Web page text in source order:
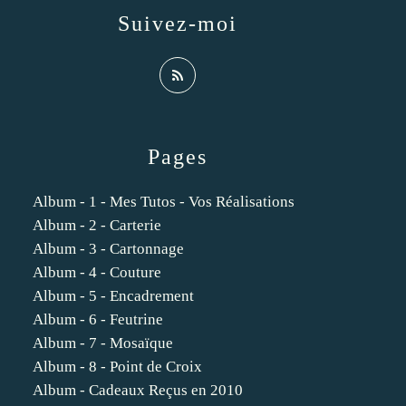
Pages
Album - 1 - Mes Tutos - Vos Réalisations
Album - 2 - Carterie
Album - 3 - Cartonnage
Album - 4 - Couture
Album - 5 - Encadrement
Album - 6 - Feutrine
Album - 7 - Mosaïque
Album - 8 - Point de Croix
Album - Cadeaux Reçus en 2010
Suivez-moi